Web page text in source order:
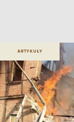
ARTYKUŁY